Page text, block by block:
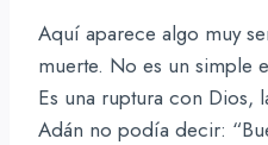
Aquí aparece algo muy
muerte. No es un simple
Es una ruptura con Dios,
Adán no podía decir: